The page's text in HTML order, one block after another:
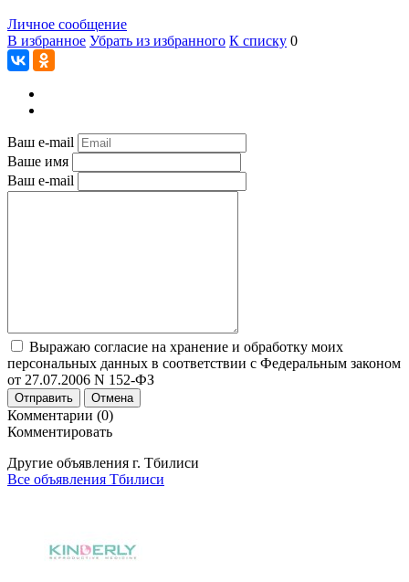
Личное сообщение
В избранное Убрать из избранного К списку 0
Ваш e-mail
Ваше имя
Ваш e-mail
Выражаю согласие на хранение и обработку моих
персональных данных в соответствии с Федеральным законом
от 27.07.2006 N 152-ФЗ
Отправить Отмена
Комментарии (0)
Комментировать
Другие объявления г. Тбилиси
Все объявления Тбилиси